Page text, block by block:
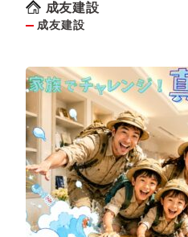
成友建設
成友建設